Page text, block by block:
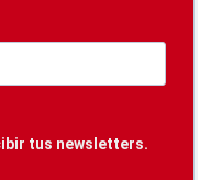
tus newsletters.